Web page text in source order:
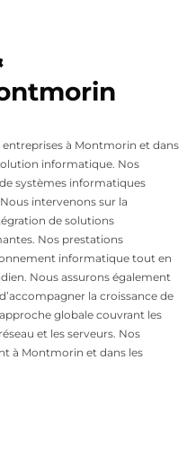
à Montmorin et dans
informatique. Nos
systèmes informatiques
intervenons sur la
de solutions
Nos prestations
informatique tout en
Nous assurons également
la croissance de
globale couvrant les
et les serveurs. Nos
à Montmorin et dans les